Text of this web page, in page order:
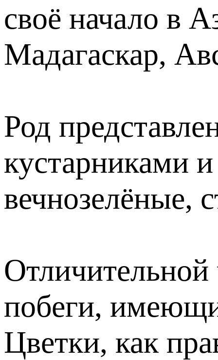
своё начало в
Мадагаскар,
Род
кустарниками
вечнозелёные,
Отличительной
побеги,
Цветки, как